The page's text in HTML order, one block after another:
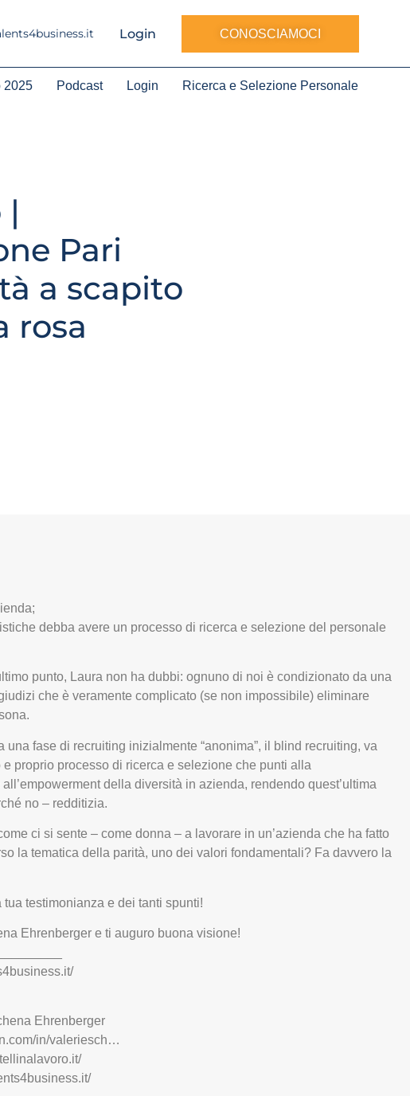
Login CONOSCIAMOCI
2025 Podcast Login Ricerca e Selezione Personale
|
Pari
a scapito
rosa
debba avere un processo di ricerca e selezione del personale
punto, Laura non ha dubbi: ognuno di noi è condizionato da una
che è veramente complicato (se non impossibile) eliminare
una fase di recruiting inizialmente “anonima”, il blind recruiting, va
proprio processo di ricerca e selezione che punti alla
della diversità in azienda, rendendo quest’ultima
no – redditizia.
ci si sente – come donna – a lavorare in un’azienda che ha fatto
la tematica della parità, uno dei valori fondamentali? Fa davvero la
tua testimonianza e dei tanti spunti!
Ehrenberger e ti auguro buona visione!
Ehrenberger
in/valeriesch…